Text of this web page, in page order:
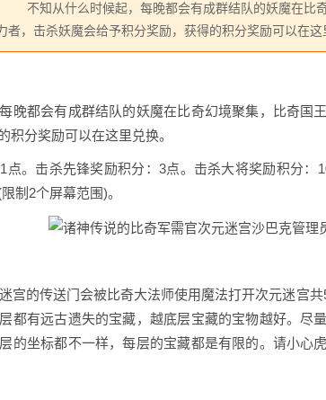
从什么时候起，每晚都会有成群结队的妖魔在比奇
者，击杀妖魔会给予积分奖励，获得的积分奖励可以
都会有成群结队的妖魔在比奇幻境聚集，比奇国
积分奖励可以在这里兑换。
击杀先锋奖励积分：3点。击杀大将奖励积分：
制2个屏幕范围)。
的传送门会被比奇大法师使用魔法打开次元迷宫共
都有远古遗失的宝藏，越底层宝藏的宝物越好。尽
的坐标都不一样，每层的宝藏都是有限的。请小心